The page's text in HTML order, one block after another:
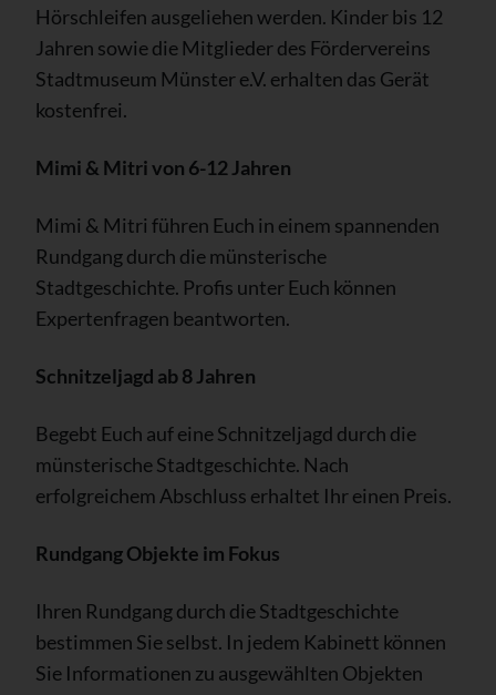
Hörschleifen ausgeliehen werden. Kinder bis 12
Jahren sowie die Mitglieder des Fördervereins
Stadtmuseum Münster e.V. erhalten das Gerät
kostenfrei.
Mimi & Mitri von 6-12 Jahren
Mimi & Mitri führen Euch in einem spannenden
Rundgang durch die münsterische
Stadtgeschichte. Profis unter Euch können
Expertenfragen beantworten.
Schnitzeljagd ab 8 Jahren
Begebt Euch auf eine Schnitzeljagd durch die
münsterische Stadtgeschichte. Nach
erfolgreichem Abschluss erhaltet Ihr einen Preis.
Rundgang Objekte im Fokus
Ihren Rundgang durch die Stadtgeschichte
bestimmen Sie selbst. In jedem Kabinett können
Sie Informationen zu ausgewählten Objekten